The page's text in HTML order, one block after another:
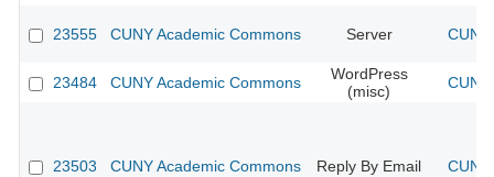
23555 CUNY Academic Commons Server
23484 CUNY Academic Commons
WordPress
(misc)
23503 CUNY Academic Commons Reply By Email